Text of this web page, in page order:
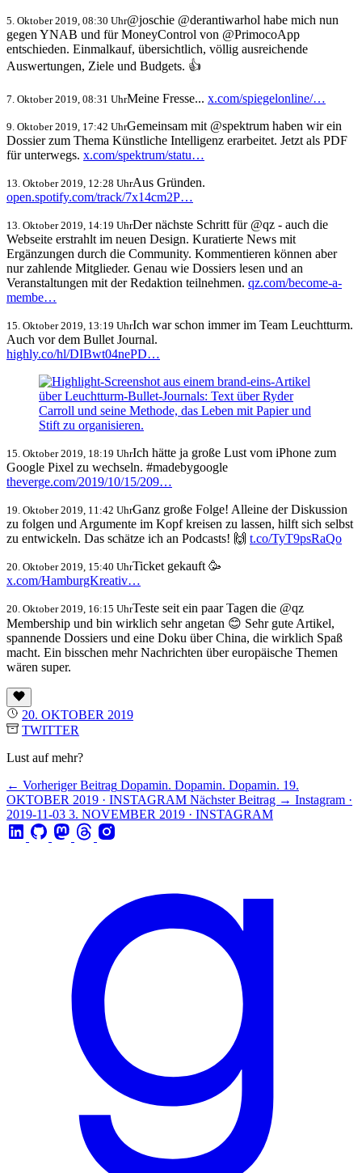
5. Oktober 2019, 08:30 Uhr@joschie @derantiwarhol habe mich nun
gegen YNAB und für MoneyControl von @PrimocoApp
entschieden. Einmalkauf, übersichtlich, völlig ausreichende
Auswertungen, Ziele und Budgets. 👍
7. Oktober 2019, 08:31 UhrMeine Fresse... x.com/spiegelonline/…
9. Oktober 2019, 17:42 UhrGemeinsam mit @spektrum haben wir ein
Dossier zum Thema Künstliche Intelligenz erarbeitet. Jetzt als PDF
für unterwegs. x.com/spektrum/statu…
13. Oktober 2019, 12:28 UhrAus Gründen.
open.spotify.com/track/7x14cm2P…
13. Oktober 2019, 14:19 UhrDer nächste Schritt für @qz - auch die
Webseite erstrahlt im neuen Design. Kuratierte News mit
Ergänzungen durch die Community. Kommentieren können aber
nur zahlende Mitglieder. Genau wie Dossiers lesen und an
Veranstaltungen mit der Redaktion teilnehmen. qz.com/become-a-
membe…
15. Oktober 2019, 13:19 UhrIch war schon immer im Team Leuchtturm.
Auch vor dem Bullet Journal.
highly.co/hl/DIBwt04nePD…
15. Oktober 2019, 18:19 UhrIch hätte ja große Lust vom iPhone zum
Google Pixel zu wechseln. #madebygoogle
theverge.com/2019/10/15/209…
19. Oktober 2019, 11:42 UhrGanz große Folge! Alleine der Diskussion
zu folgen und Argumente im Kopf kreisen zu lassen, hilft sich selbst
zu entwickeln. Das schätze ich an Podcasts! 🙌 t.co/TyT9psRaQo
20. Oktober 2019, 15:40 UhrTicket gekauft 🥳
x.com/HamburgKreativ…
20. Oktober 2019, 16:15 UhrTeste seit ein paar Tagen die @qz
Membership und bin wirklich sehr angetan 😊 Sehr gute Artikel,
spannende Dossiers und eine Doku über China, die wirklich Spaß
macht. Ein bisschen mehr Nachrichten über europäische Themen
wären super.
20. OKTOBER 2019
TWITTER
Lust auf mehr?
← Vorheriger Beitrag Dopamin. Dopamin. Dopamin. 19.
OKTOBER 2019 · INSTAGRAM Nächster Beitrag → Instagram ·
2019-11-03 3. NOVEMBER 2019 · INSTAGRAM